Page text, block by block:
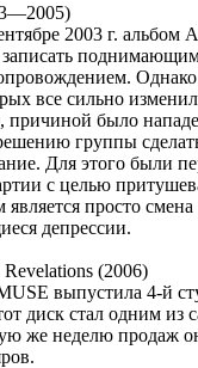
2003 г. альбом
записать
все сильно
причиной было
группы
Для этого были
с целью
является просто
депрессии.
(2006)
выпустила 4-й
диск стал одним
же неделю продаж